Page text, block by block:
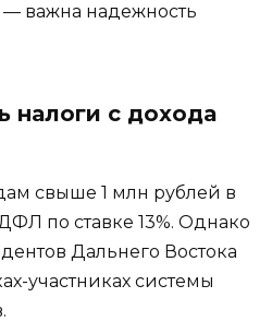
— важна надежность
налоги с дохода
свыше 1 млн рублей в
по ставке 13%. Однако
Дальнего Востока
участниках системы